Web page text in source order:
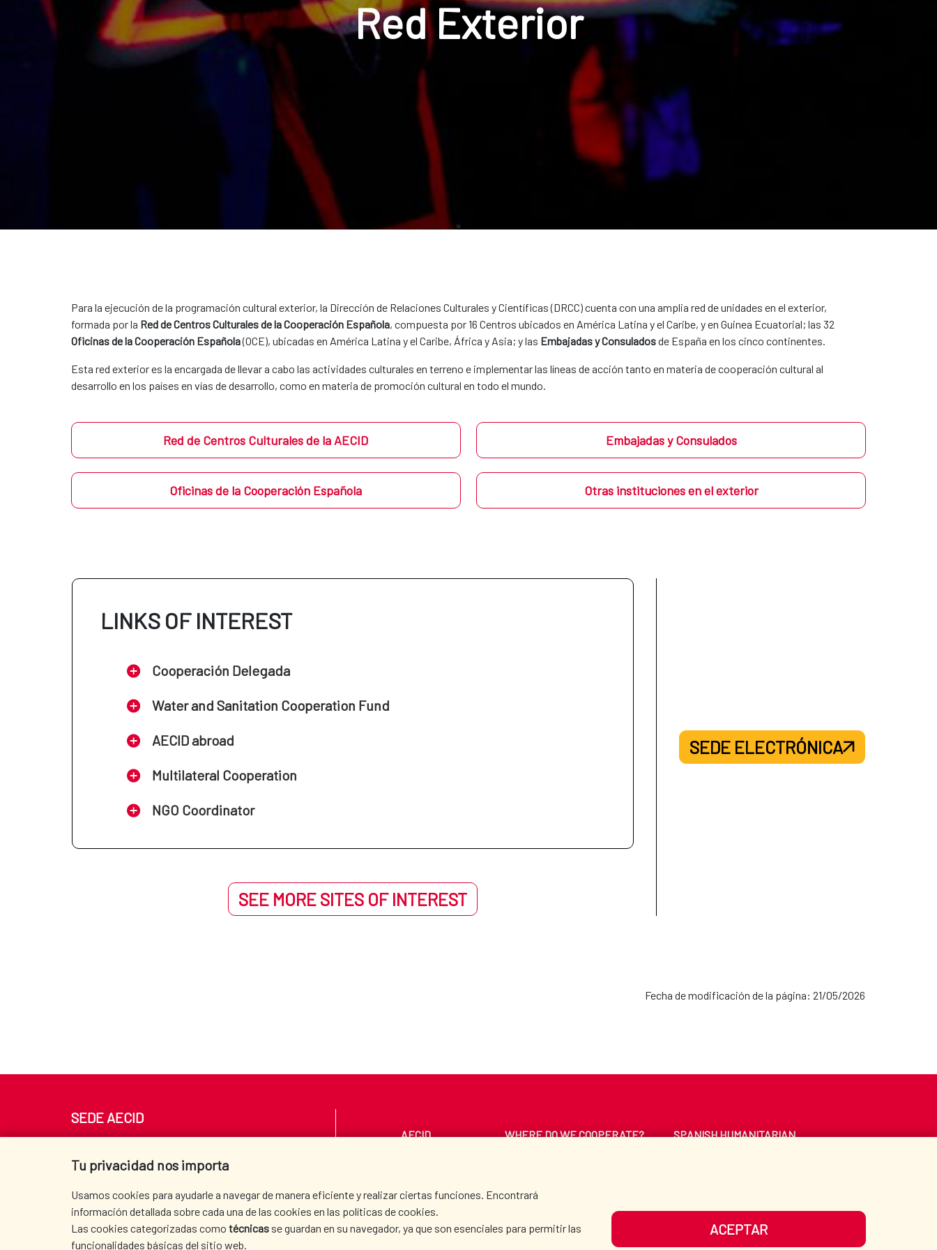
Red Exterior
Para la ejecución de la programación cultural exterior, la Dirección de Relaciones Culturales y Científicas (DRCC) cuenta con una amplia red de unidades en el exterior,
formada por la Red de Centros Culturales de la Cooperación Española, compuesta por 16 Centros ubicados en América Latina y el Caribe, y en Guinea Ecuatorial; las 32
Oficinas de la Cooperación Española(OCE), ubicadas en América Latina y el Caribe, África y Asia; y las Embajadas y Consuladosde España en los cinco continentes.
Esta red exterior es la encargada de llevar a cabo las actividades culturales en terreno e implementar las líneas de acción tanto en materia de cooperación cultural al
desarrollo en los países en vías de desarrollo, como en materia de promoción cultural en todo el mundo.
Red de Centros Culturales de la AECID Embajadas y Consulados
Oficinas de la Cooperación Española Otras instituciones en el exterior
LINKS OF INTEREST
Cooperación Delegada
Water and Sanitation Cooperation Fund
AECID abroad
Multilateral Cooperation
NGO Coordinator
SEE MORE SITES OF INTEREST
SEDE ELECTRÓNICA
Fecha de modificación de la página: 21/05/2026
Tu privacidad nos importa
Usamos cookies para ayudarle a navegar de manera eficiente y realizar ciertas funciones. Encontrará
información detallada sobre cada una de las cookies en las políticas de cookies.
Las cookies categorizadas como técnicas se guardan en su navegador, ya que son esenciales para permitir las
funcionalidades básicas del sitio web.
ACEPTAR
SEDE AECID
Tel. +34 900 20 30 54​​​​​​​
AECID WHERE DO WE COOPERATE?
SPANISH HUMANITARIAN
PRESS ROOM CULTURE AND SCIENCE